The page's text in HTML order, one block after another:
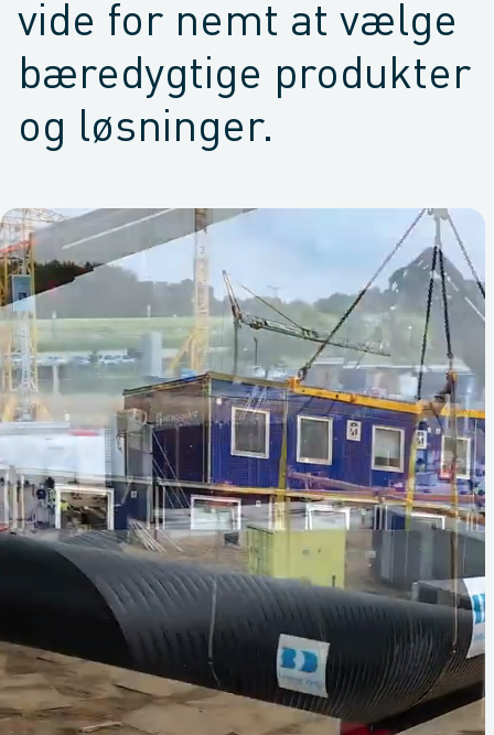
vide for nemt at vælge
bæredygtige produkter
og løsninger.